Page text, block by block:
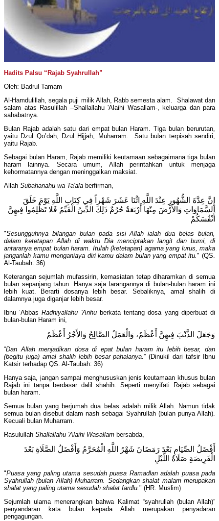
Hadits Palsu “Rajab Syahrullah”
Oleh: Badrul Tamam
Al-Hamdulillah, segala puji milik Allah, Rabb semesta alam. Shalawat dan
salam atas Rasulillah –Shallallahu 'Alaihi Wasallam-, keluarga dan para
sahabatnya.
Bulan Rajab adalah satu dari empat bulan Haram. Tiga bulan berurutan,
yaitu Dzul Qo’dah, Dzul Hijjah, Muharram. Satu bulan terpisah sendiri,
yaitu Rajab.
Sebagai bulan Haram, Rajab memiliki keutamaan sebagaimana tiga bulan
haram lainnya. Secara umum, Allah perintahkan untuk menjaga
kehormatannya dengan meninggalkan maksiat.
Allah Subahanahu wa Ta'ala berfirman,
إِنَّ عِدَّةَ الشُّهُورِ عِنْدَ اللَّهِ اثْنَا عَشَرَ شَهْراً فِي كِتَابِ اللَّهِ يَوْمَ خَلَقَ
السَّمَاوَاتِ وَالأَرْضَ مِنْهَا أَرْبَعَةٌ حُرُمٌ ذَلِكَ الدِّينُ الْقَيِّمُ فَلا تَظْلِمُوا فِيهِنَّ
أَنْفُسَكُمْ
"Sesungguhnya bilangan bulan pada sisi Allah ialah dua belas bulan,
dalam ketetapan Allah di waktu Dia menciptakan langit dan bumi, di
antaranya empat bulan haram. Itulah (ketetapan) agama yang lurus, maka
janganlah kamu menganiaya diri kamu dalam bulan yang empat itu." (QS.
Al-Taubah: 36)
Keterangan sejumlah mufassirin, kemasiatan tetap diharamkan di semua
bulan sepanjang tahun. Hanya saja larangannya di bulan-bulan haram ini
lebih kuat. Berarti dosanya lebih besar. Sebaliknya, amal shalih di
dalamnya juga diganjar lebih besar.
Ibnu ‘AbbasRadhiyallahu 'Anhuberkata tentang dosa yang diperbuat di
bulan-bulan Haram ini,
وَجَعَلَ الذَّنْبَ فِيهِنَّ أَعْظَمُ، وَالْعَمَلُ الصَّالِحُ وَالأَجْرُ أَعْظَمُ
“Dan Allah menjadikan dosa di epat bulan haram itu lebih besar, dan
(begitu juga) amal shalih lebih besar pahalanya.” (Dinukil dari tafsir Ibnu
Katsir terhadap QS. Al-Taubah: 36)
Hanya saja, jangan sampai menghususkan jenis keutamaan khusus bulan
Rajab ini tanpa berdasar dalil shahih. Seperti menyifati Rajab sebagai
bulan haram.
Semua bulan yang berjumah dua belas adalah milik Allah. Namun tidak
semua bulan disebut dalam nash sebagai Syahrullah (bulan punya Allah).
Kecuali bulan Muharram.
Rasulullah Shallallahu 'Alaihi Wasallam bersabda,
أَفْضَلُ الصِّيَامِ بَعْدَ رَمَضَانَ شَهْرُ اللَّهِ الْمُحَرَّمُ وَأَفْضَلُ الصَّلَاةِ بَعْدَ
الْفَرِيضَةِ صَلَاةُ اللَّيْلِ
"Puasa yang paling utama sesudah puasa Ramadlan adalah puasa pada
Syahrullah (bulan Allah) Muharram. Sedangkan shalat malam merupakan
shalat yang paling utama sesudah shalat fardlu." (HR. Muslim)
Sejumlah ulama menerangkan bahwa Kalimat “syahrullah (bulan Allah)”
penyandaran kata bulan kepada Allah merupakan penyadaran
pengagungan.